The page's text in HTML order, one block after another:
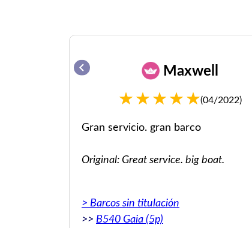
Maxwell
(04/2022)
Gran servicio. gran barco
Original: Great service. big boat.
> Barcos sin titulación
>> B540 Gaia (5p)